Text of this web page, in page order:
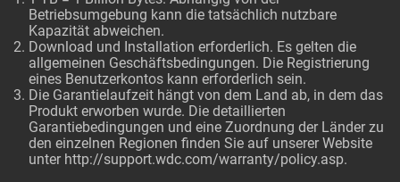
Betriebsumgebung kann die tatsächlich nutzbare
Kapazität abweichen.
Download und Installation erforderlich. Es gelten die
allgemeinen Geschäftsbedingungen. Die Registrierung
eines Benutzerkontos kann erforderlich sein.
Die Garantielaufzeit hängt von dem Land ab, in dem das
Produkt erworben wurde. Die detaillierten
Garantiebedingungen und eine Zuordnung der Länder zu
den einzelnen Regionen finden Sie auf unserer Website
unter http://support.wdc.com/warranty/policy.asp.